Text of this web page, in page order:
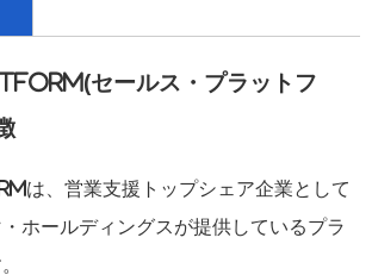
セールス・プラットフ
は、営業支援トップシェア企業として
ホールディングスが提供しているプラ